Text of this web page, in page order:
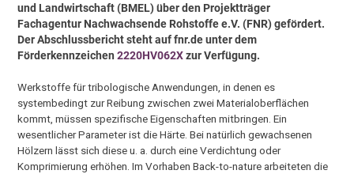
und Landwirtschaft (BMEL) über den Projektträger
Fachagentur Nachwachsende Rohstoffe e.V. (FNR) gefördert.
Der Abschlussbericht steht auf fnr.de unter dem
Förderkennzeichen2220HV062Xzur Verfügung.
Werkstoffe für tribologische Anwendungen, in denen es
systembedingt zur Reibung zwischen zwei Materialoberflächen
kommt, müssen spezifische Eigenschaften mitbringen. Ein
wesentlicher Parameter ist die Härte. Bei natürlich gewachsenen
Hölzern lässt sich diese u. a. durch eine Verdichtung oder
Komprimierung erhöhen. Im Vorhaben Back-to-nature arbeiteten die